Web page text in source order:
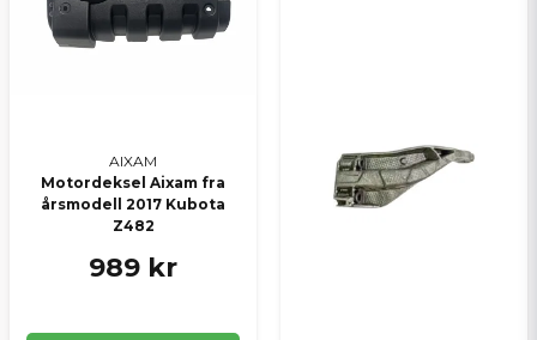
AIXAM
Motordeksel Aixam fra
årsmodell 2017 Kubota
Z482
989 kr